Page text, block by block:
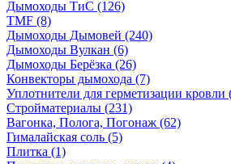
Дымоходы ТиС (126)
TMF (8)
Дымоходы Дымовей (240)
Дымоходы Вулкан (6)
Дымоходы Берёзка (26)
Конвекторы дымохода (7)
Уплотнители для герметизации кровли
Стройматериалы (231)
Вагонка, Полога, Погонаж (62)
Гималайская соль (5)
Плитка (1)